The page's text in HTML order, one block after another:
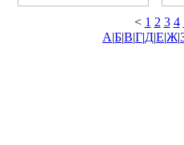
< 1 2 3 4
А|Б|В|Г|Д|Е|Ж|